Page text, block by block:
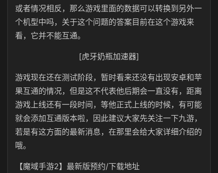
或者情况相反，那么游戏里面的数据可以转换到另外一
个机型中吗，关于这个问题的答案目前在这个游戏来
看，它并不能互通。
[虎牙奶瓶加速器]
游戏现在还在测试阶段，暂时看来还没有出现安卓和苹
果互通的情况，但是这不代表他后期会一直没有，距离
游戏上线还有一段时间，等他正式上线的时候，有可能
就会添加互通版本啦，因此建议大家先关注一下九游，
若是有这方面的最新消息，在那里会给大家详细介绍的
哦。
【魔域手游2】最新版预约/下载地址